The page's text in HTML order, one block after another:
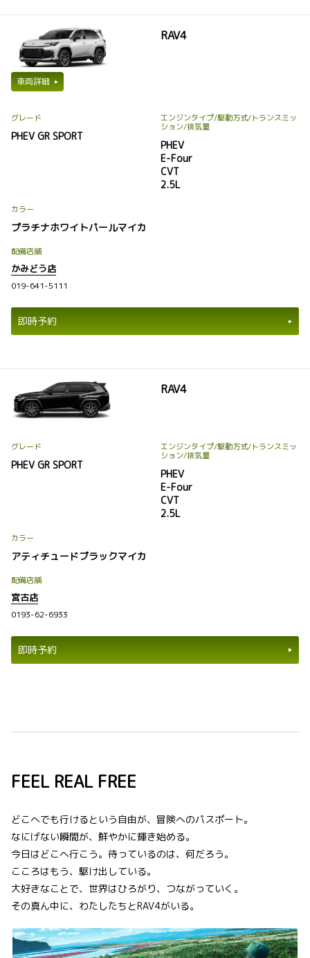
RAV4
車両詳細
グレード
PHEV GR SPORT
エンジンタイプ/駆動方式/トランスミッ
ション/排気量
PHEV
E-Four
CVT
2.5L
カラー
プラチナホワイトパールマイカ
配備店舗
かみどう店
019-641-5111
即時予約
RAV4
グレード
PHEV GR SPORT
エンジンタイプ/駆動方式/トランスミッ
ション/排気量
PHEV
E-Four
CVT
2.5L
カラー
アティチュードブラックマイカ
配備店舗
宮古店
0193-62-6933
即時予約
FEEL REAL FREE
どこへでも行けるという自由が、冒険へのパスポート。
なにげない瞬間が、鮮やかに輝き始める。
今日はどこへ行こう。待っているのは、何だろう。
こころはもう、駆け出している。
大好きなことで、世界はひろがり、つながっていく。
その真ん中に、わたしたちとRAV4がいる。